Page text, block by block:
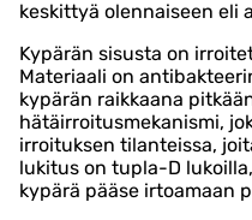
keskittyä olennaiseen eli
Kypärän sisusta on
Materiaali on
kypärän raikkaana
hätäirroitusmekanismi,
irroituksen tilanteissa,
lukitus on tupla-D
kypärä pääse irtoamaan